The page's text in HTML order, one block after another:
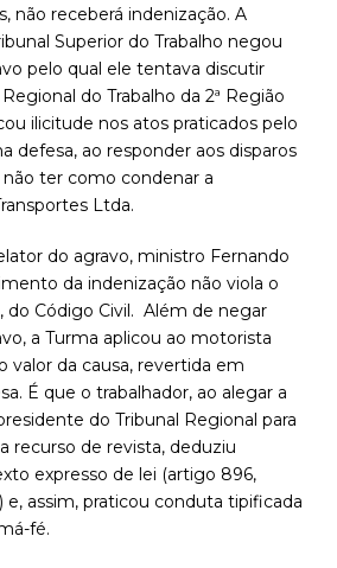
não receberá indenização. A
Superior do Trabalho negou
pelo qual ele tentava discutir
do Trabalho da 2ª Região
ilicitude nos atos praticados pelo
defesa, ao responder aos disparos
ter como condenar a
Ltda.
do agravo, ministro Fernando
da indenização não viola o
do Código Civil. Além de negar
a Turma aplicou ao motorista
valor da causa, revertida em
É que o trabalhador, ao alegar a
do Tribunal Regional para
recurso de revista, deduziu
expresso de lei (artigo 896,
e, assim, praticou conduta tipificada
fé.